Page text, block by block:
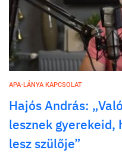
APA-LÁNYA KAPCSOLAT
Hajós András:
lesznek gyerekeid,
lesz szülője”